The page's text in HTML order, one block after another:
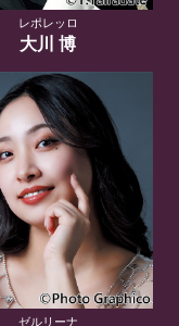
レポレッロ
大川 博
ゼルリーナ